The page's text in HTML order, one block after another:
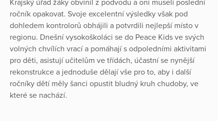
Krajský úřad žáky obvinil z podvodu a oni museli poslední
ročník opakovat. Svoje excelentní výsledky však pod
dohledem kontrolorů obhájili a potvrdili nejlepší místo v
regionu. Dnešní vysokoškoláci se do Peace Kids ve svých
volných chvílích vrací a pomáhají s odpoledními aktivitami
pro děti, asistují učitelům ve třídách, účastní se nynější
rekonstrukce a jednoduše dělají vše pro to, aby i další
ročníky dětí měly šanci opustit bludný kruh chudoby, ve
které se nachází.